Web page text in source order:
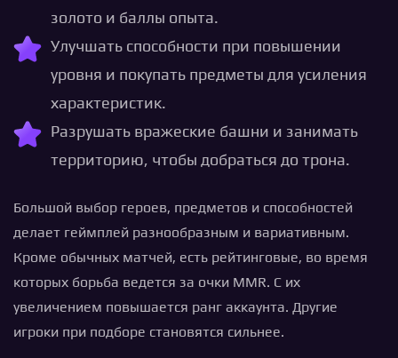
золото и баллы опыта.
Улучшать способности при повышении
уровня и покупать предметы для усиления
характеристик.
Разрушать вражеские башни и занимать
территорию, чтобы добраться до трона.
Большой выбор героев, предметов и способностей
делает геймплей разнообразным и вариативным.
Кроме обычных матчей, есть рейтинговые, во время
которых борьба ведется за очки MMR. С их
увеличением повышается ранг аккаунта. Другие
игроки при подборе становятся сильнее.